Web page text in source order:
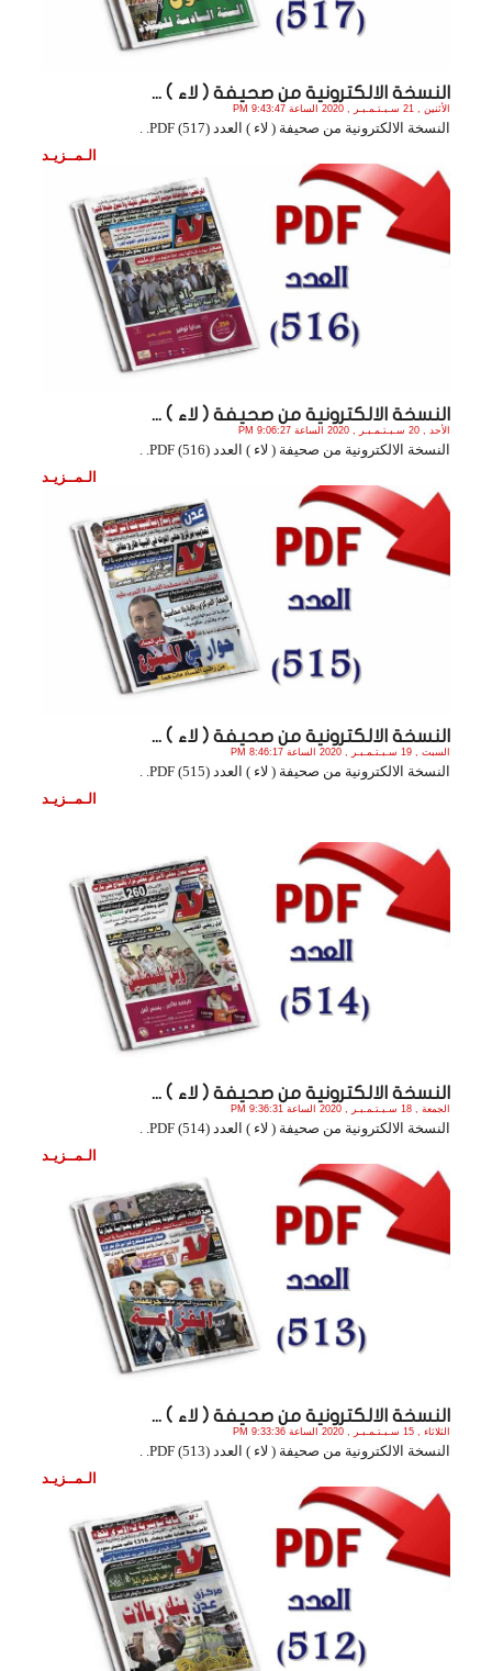
النسخة الالكترونية من صحيفة ( لاء ) ...
الأثنين , 21 سـبـتـمـبـر , 2020 الساعة 9:43:47 PM
النسخة الالكترونية من صحيفة ( لاء ) العدد (517) PDF. .
الـمــزيـد
النسخة الالكترونية من صحيفة ( لاء ) ...
الأحد , 20 سـبـتـمـبـر , 2020 الساعة 9:06:27 PM
النسخة الالكترونية من صحيفة ( لاء ) العدد (516) PDF. .
الـمــزيـد
النسخة الالكترونية من صحيفة ( لاء ) ...
السبت , 19 سـبـتـمـبـر , 2020 الساعة 8:46:17 PM
النسخة الالكترونية من صحيفة ( لاء ) العدد (515) PDF. .
الـمــزيـد
النسخة الالكترونية من صحيفة ( لاء ) ...
الجمعة , 18 سـبـتـمـبـر , 2020 الساعة 9:36:31 PM
النسخة الالكترونية من صحيفة ( لاء ) العدد (514) PDF. .
الـمــزيـد
النسخة الالكترونية من صحيفة ( لاء ) ...
الثلاثاء , 15 سـبـتـمـبـر , 2020 الساعة 9:33:36 PM
النسخة الالكترونية من صحيفة ( لاء ) العدد (513) PDF. .
الـمــزيـد